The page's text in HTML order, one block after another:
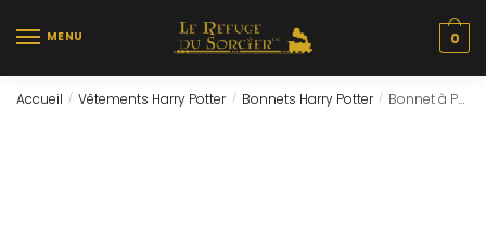
MENU 0
Accueil / Vêtements Harry Potter / Bonnets Harry Potter / Bonnet à Pompon – Gryffondor